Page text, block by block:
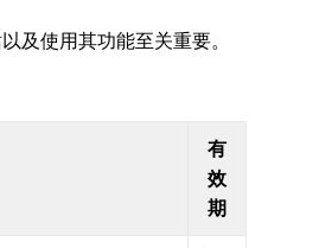
及使用其功能至关重要。
有
效
期